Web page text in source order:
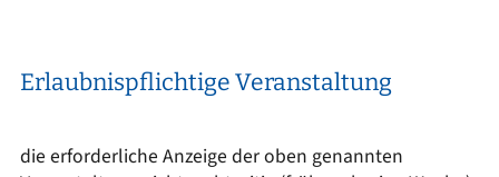
Erlaubnispflichtige Veranstaltung
die erforderliche Anzeige der oben genannten